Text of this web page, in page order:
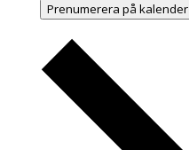
Prenumerera på kalender